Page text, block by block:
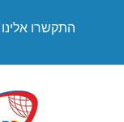
התקשרו אלינו 039031122